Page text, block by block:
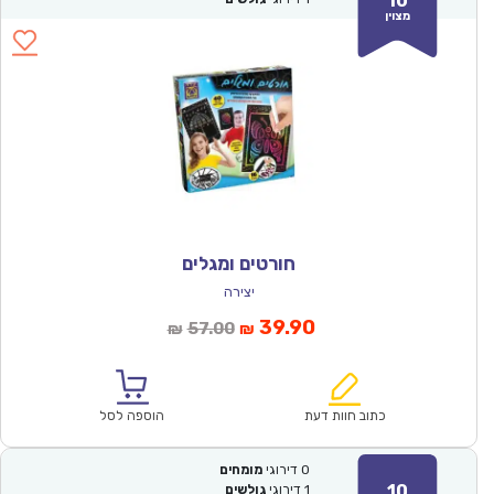
מצוין
חורטים ומגלים
יצירה
₪ 57.00המחיר
₪57.00.
₪ 39.90המחיר
הוא:
כתוב חוות דעת הוספה לסל
0 דירוגי מומחים
1 דירוגי גולשים